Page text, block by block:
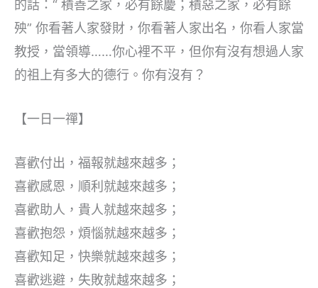
的話：“ 積善之家，必有餘慶；積惡之家，必有餘
殃” 你看著人家發財，你看著人家出名，你看人家當
教授，當領導……你心裡不平，但你有沒有想過人家
的祖上有多大的德行。你有沒有？
【一日一禪】
喜歡付出，福報就越來越多；
喜歡感恩，順利就越來越多；
喜歡助人，貴人就越來越多；
喜歡抱怨，煩惱就越來越多；
喜歡知足，快樂就越來越多；
喜歡逃避，失敗就越來越多；